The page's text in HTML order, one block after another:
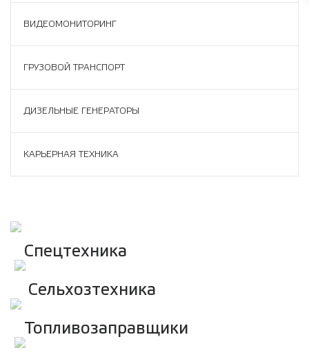
ВИДЕОМОНИТОРИНГ
ГРУЗОВОЙ ТРАНСПОРТ
ДИЗЕЛЬНЫЕ ГЕНЕРАТОРЫ
КАРЬЕРНАЯ ТЕХНИКА
Спецтехника
Сельхозтехника
Топливозаправщики